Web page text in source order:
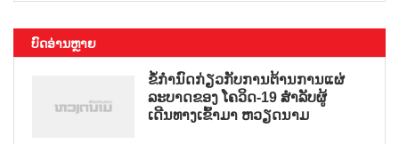
ບົດອ່ານຫຼາຍ
ຂໍ້ກຳນົດກ່ຽວກັບການຕ້ານການແຜ່
ລະບາດຂອງ ໂຄວິດ-19 ສຳລັບຜູ້
ເດີນທາງເຂົ້າມາ ຫວຽດນາມ